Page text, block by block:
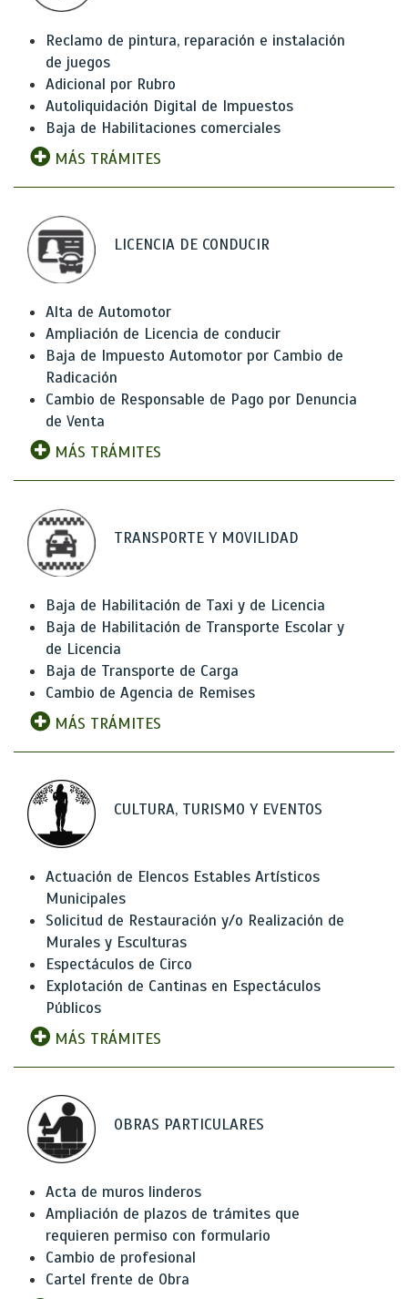
Reclamo de pintura, reparación e instalación
de juegos
Adicional por Rubro
Autoliquidación Digital de Impuestos
Baja de Habilitaciones comerciales
MÁS TRÁMITES
LICENCIA DE CONDUCIR
Alta de Automotor
Ampliación de Licencia de conducir
Baja de Impuesto Automotor por Cambio de
Radicación
Cambio de Responsable de Pago por Denuncia
de Venta
MÁS TRÁMITES
TRANSPORTE Y MOVILIDAD
Baja de Habilitación de Taxi y de Licencia
Baja de Habilitación de Transporte Escolar y
de Licencia
Baja de Transporte de Carga
Cambio de Agencia de Remises
MÁS TRÁMITES
CULTURA, TURISMO Y EVENTOS
Actuación de Elencos Estables Artísticos
Municipales
Solicitud de Restauración y/o Realización de
Murales y Esculturas
Espectáculos de Circo
Explotación de Cantinas en Espectáculos
Públicos
MÁS TRÁMITES
OBRAS PARTICULARES
Acta de muros linderos
Ampliación de plazos de trámites que
requieren permiso con formulario
Cambio de profesional
Cartel frente de Obra